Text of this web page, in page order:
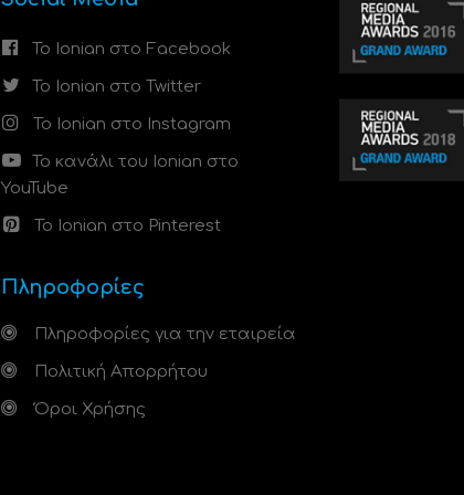
Το Ionian στο Facebook
Το Ionian στο Twitter
Το Ionian στο Instagram
Το κανάλι του Ionian στο
YouTube
Το Ionian στο Pinterest
Πληροφορίες
Πληροφορίες για την εταιρεία
Πολιτική Απορρήτου
Όροι Χρήσης